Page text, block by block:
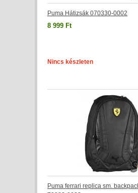
Puma Hátizsák 070330-0002
8 999 Ft
Nincs készleten
Puma ferrari replica sm.